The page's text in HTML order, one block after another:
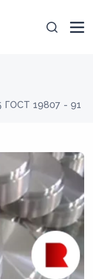
ГОСТ 19807 - 91